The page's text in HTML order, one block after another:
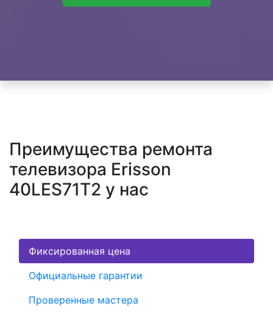
Преимущества ремонта
телевизора Erisson
40LES71T2 у нас
Фиксированная цена
Официальные гарантии
Проверенные мастера